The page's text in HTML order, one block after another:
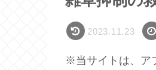
2023.11.23
※当サイトは、ア